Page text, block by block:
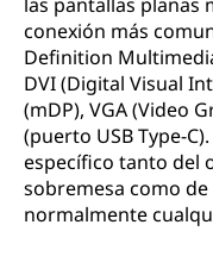
conexión más
Definition
DVI (Digital Visual
(mDP), VGA (Video
(puerto USB Type-
específico tanto del
sobremesa como
normalmente